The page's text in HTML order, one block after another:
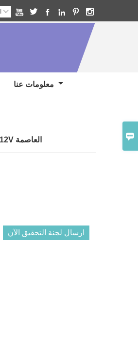

     

مضخة الحجاب الحاجز فلوريدا-35 35psi 12V العاصمة
ارسال لجنة التحقيق الآن